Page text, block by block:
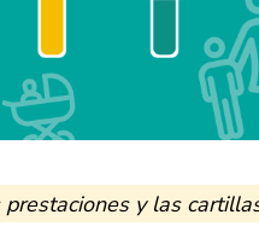
prestaciones y las